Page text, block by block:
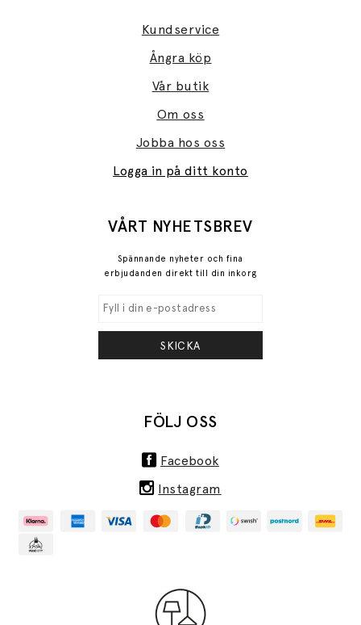
Kundservice
Ångra köp
Vår butik
Om oss
Jobba hos oss
Logga in på ditt konto
VÅRT NYHETSBREV
Spännande nyheter och fina
erbjudanden direkt till din inkorg
SKICKA
FÖLJ OSS
Facebook
Instagram